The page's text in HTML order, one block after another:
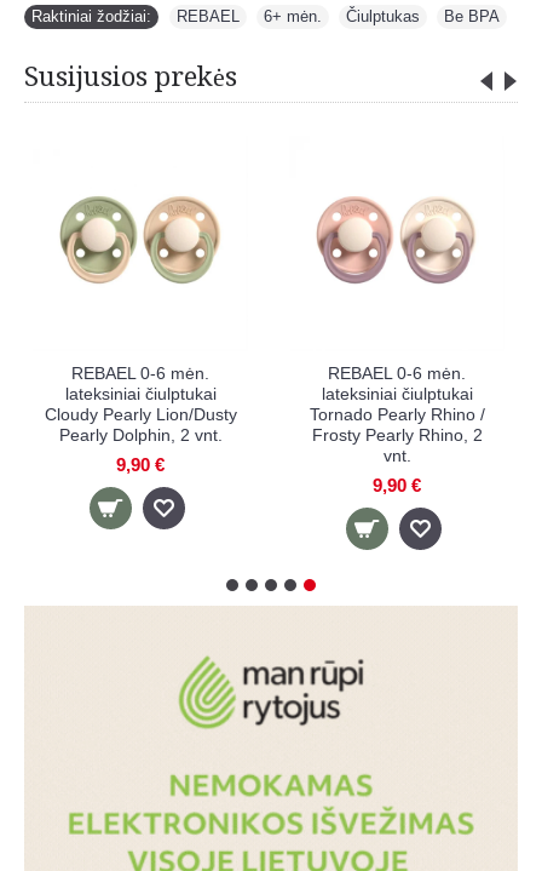
Raktiniai žodžiai: REBAEL 6+ mėn. Čiulptukas Be BPA
Susijusios prekės
REBAEL 4-11 mėn.
lateksiniai čiulptukai
Stormy Pearly
Dolphin/Cloudy Pearly
Pony, 2 vnt.
9,90 €
REBAEL 6+ mėn.
lateksiniai čiulptukai
Stormy Pearly
Dolphin/Cloudy Pearly
Pony, 2 vnt.
9,90 €